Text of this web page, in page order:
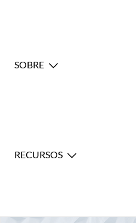
SOBRE
RECURSOS